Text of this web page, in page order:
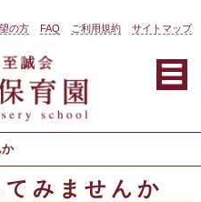
の方 FAQ ご利用規約 サイトマップ
てみませんか